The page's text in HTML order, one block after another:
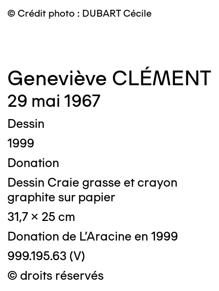
© Crédit photo : DUBART Cécile
Geneviève CLÉMENT
29 mai 1967
Dessin
1999
Donation
Dessin Craie grasse et crayon
graphite sur papier
31,7 x 25 cm
Donation de L'Aracine en 1999
999.195.63 (V)
© droits réservés